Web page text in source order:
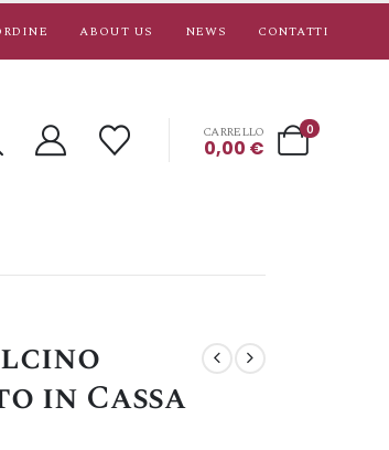
ABOUT US NEWS CONTATTI
0
CARRELLO
0,00 €
in Cassa